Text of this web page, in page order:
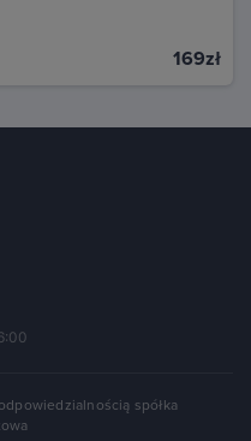
169zł
spółka